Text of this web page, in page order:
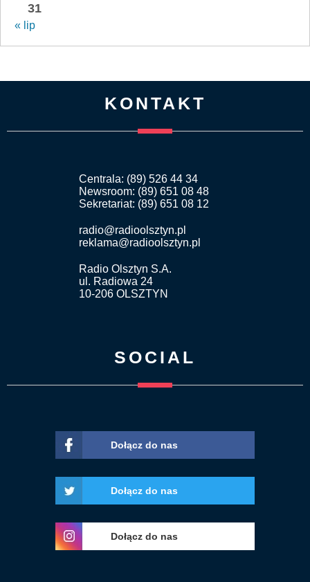
31
« lip
KONTAKT
Centrala: (89) 526 44 34
Newsroom: (89) 651 08 48
Sekretariat: (89) 651 08 12
radio@radioolsztyn.pl
reklama@radioolsztyn.pl
Radio Olsztyn S.A.
ul. Radiowa 24
10-206 OLSZTYN
SOCIAL
Dołącz do nas
Dołącz do nas
Dołącz do nas